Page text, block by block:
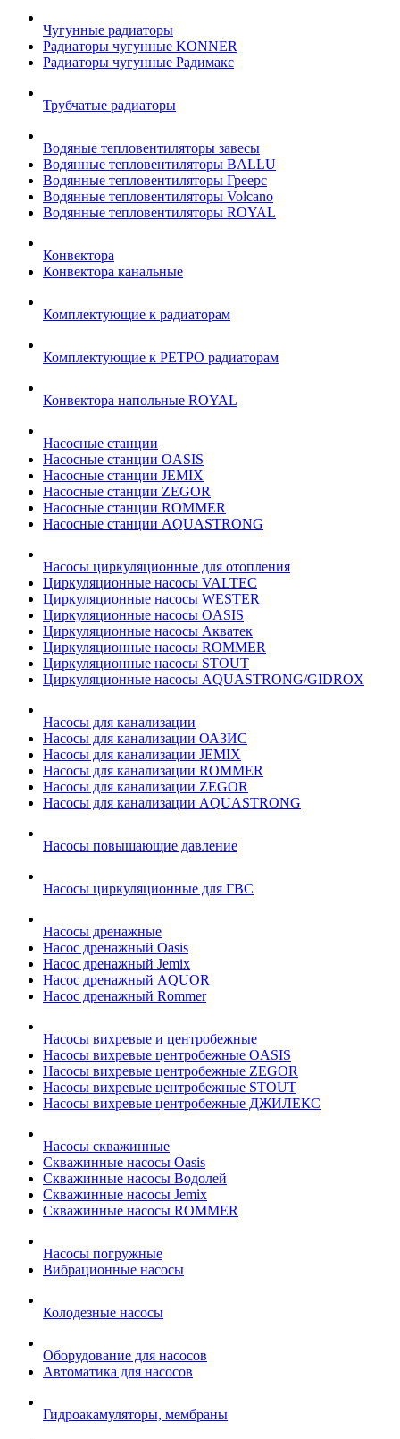
Чугунные радиаторы
Радиаторы чугунные KONNER
Радиаторы чугунные Радимакс
Трубчатые радиаторы
Водяные тепловентиляторы завесы
Водянные тепловентиляторы BALLU
Водянные тепловентиляторы Греерс
Водянные тепловентиляторы Volcano
Водянные тепловентиляторы ROYAL
Конвектора
Конвектора канальные
Комплектующие к радиаторам
Комплектующие к РЕТРО радиаторам
Конвектора напольные ROYAL
Насосные станции
Насосные станции OASIS
Насосные станции JEMIX
Насосные станции ZEGOR
Насосные станции ROMMER
Насосные станции AQUASTRONG
Насосы циркуляционные для отопления
Циркуляционные насосы VALTEC
Циркуляционные насосы WESTER
Циркуляционные насосы OASIS
Циркуляционные насосы Акватек
Циркуляционные насосы ROMMER
Циркуляционные насосы STOUT
Циркуляционные насосы AQUASTRONG/GIDROX
Насосы для канализации
Насосы для канализации ОАЗИС
Насосы для канализации JEMIX
Насосы для канализации ROMMER
Насосы для канализации ZEGOR
Насосы для канализации AQUASTRONG
Насосы повышающие давление
Насосы циркуляционные для ГВС
Насосы дренажные
Насос дренажный Oasis
Насос дренажный Jemix
Насос дренажный AQUOR
Насос дренажный Rommer
Насосы вихревые и центробежные
Насосы вихревые центробежные OASIS
Насосы вихревые центробежные ZEGOR
Насосы вихревые центробежные STOUT
Насосы вихревые центробежные ДЖИЛЕКС
Насосы скважинные
Скважинные насосы Oasis
Скважинные насосы Водолей
Скважинные насосы Jemix
Cкважинные насосы ROMMER
Насосы погружные
Вибрационные насосы
Колодезные насосы
Оборудование для насосов
Автоматика для насосов
Гидроакамуляторы, мембраны